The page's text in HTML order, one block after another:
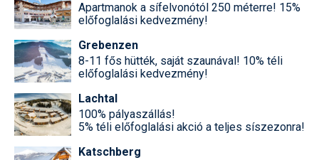
Apartmanok a sífelvonótól 250 méterre! 15%
előfoglalási kedvezmény!
Grebenzen
8-11 fős hütték, saját szaunával! 10% téli
előfoglalási kedvezmény!
Lachtal
100% pályaszállás!
5% téli előfoglalási akció a teljes síszezonra!
Katschberg